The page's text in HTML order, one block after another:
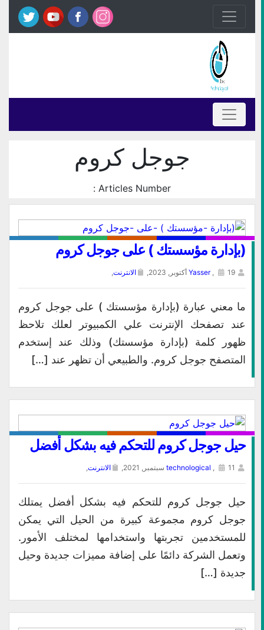
جوجل كروم
Articles Number :
(بإدارة مؤسستك ) على جوجل كروم
Yasser, 19 أكتوبر, 2023, الانترنت,
ما معني عبارة (بإدارة مؤسستك ) على جوجل كروم
عند تصفحك الإنترنت علي الكمبيوتر لعلك تلاحظ
ظهور كلمة (بإدارة مؤسستك) وذلك عند إستخدم
المتصفح جوجل كروم. والطبيعي أن تظهر عند […]
حيل جوجل كروم للتحكم فيه بشكل أفضل
technological , 11 سبتمبر, 2021, الانترنت,
حيل جوجل كروم للتحكم فيه بشكل أفضل يمتلك
جوجل كروم مجموعة كبيرة من الحيل التي يمكن
للمستخدمين تجربتها واستخدامها لمختلف الأمور.
وتعمل الشركة دائمًا على إضافة مميزات جديدة وحيل
جديدة […]